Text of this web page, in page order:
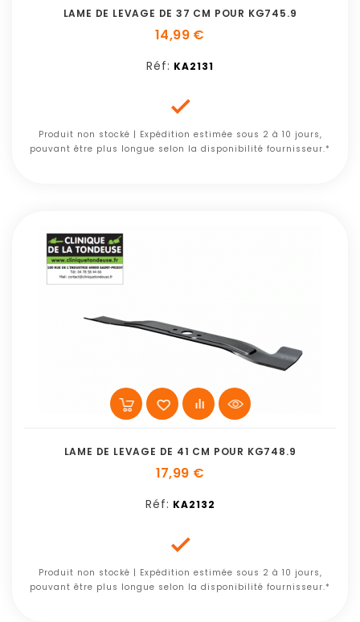
LAME DE LEVAGE DE 37 CM POUR KG745.9
14,99 €
Réf: KA2131

Produit non stocké | Expédition estimée sous 2 à 10 jours,
pouvant être plus longue selon la disponibilité fournisseur.*
LAME DE LEVAGE DE 41 CM POUR KG748.9
17,99 €
Réf: KA2132

Produit non stocké | Expédition estimée sous 2 à 10 jours,
pouvant être plus longue selon la disponibilité fournisseur.*